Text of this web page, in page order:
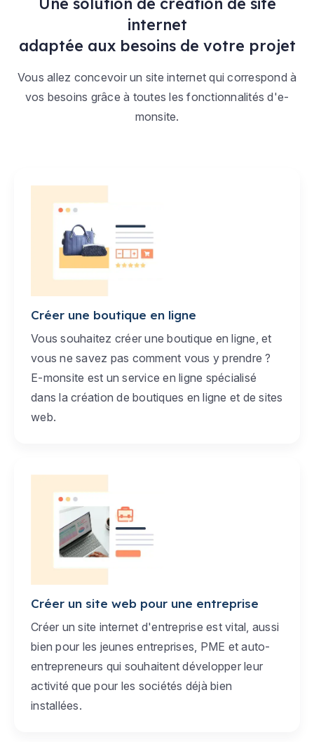
internet
adaptée aux besoins de votre projet
Vous allez concevoir un site internet qui correspond à
vos besoins grâce à toutes les fonctionnalités d'e-
monsite.
Créer une boutique en ligne
Vous souhaitez créer une boutique en ligne, et
vous ne savez pas comment vous y prendre ?
E-monsite est un service en ligne spécialisé
dans la création de boutiques en ligne et de sites
web.
Créer un site web pour une entreprise
Créer un site internet d'entreprise est vital, aussi
bien pour les jeunes entreprises, PME et auto-
entrepreneurs qui souhaitent développer leur
activité que pour les sociétés déjà bien
installées.